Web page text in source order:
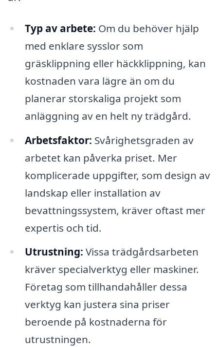
Typ av arbete: Om du behöver hjälp
med enklare sysslor som
gräsklippning eller häckklippning, kan
kostnaden vara lägre än om du
planerar storskaliga projekt som
anläggning av en helt ny trädgård.
Arbetsfaktor: Svårighetsgraden av
arbetet kan påverka priset. Mer
komplicerade uppgifter, som design av
landskap eller installation av
bevattningssystem, kräver oftast mer
expertis och tid.
Utrustning: Vissa trädgårdsarbeten
kräver specialverktyg eller maskiner.
Företag som tillhandahåller dessa
verktyg kan justera sina priser
beroende på kostnaderna för
utrustningen.